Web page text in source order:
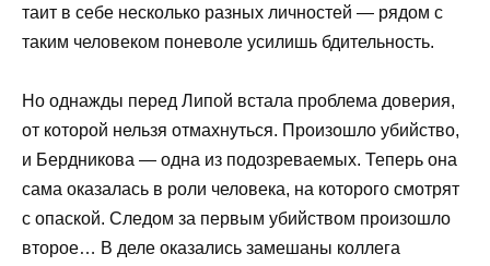
таит в себе несколько разных личностей — рядом с
таким человеком поневоле усилишь бдительность.
Но однажды перед Липой встала проблема доверия,
от которой нельзя отмахнуться. Произошло убийство,
и Бердникова — одна из подозреваемых. Теперь она
сама оказалась в роли человека, на которого смотрят
с опаской. Следом за первым убийством произошло
второе… В деле оказались замешаны коллега